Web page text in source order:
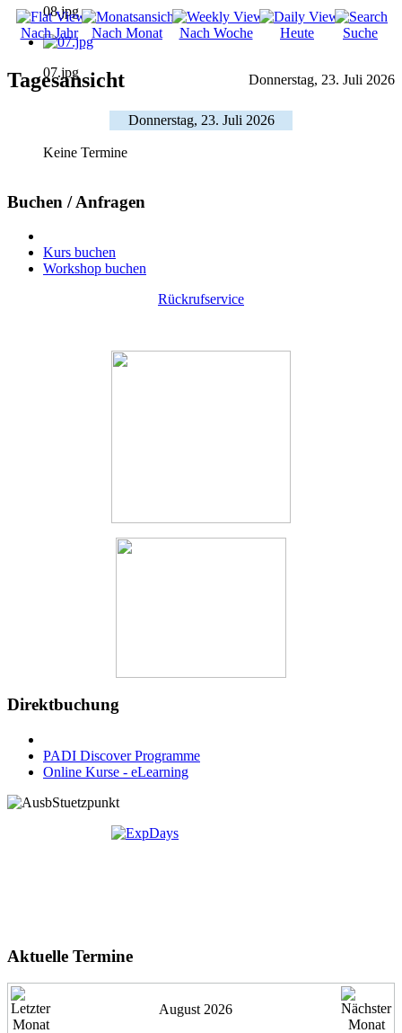
08.jpg
07.jpg
Nach Jahr Nach Monat Nach Woche Heute Suche
Tagesansicht Donnerstag, 23. Juli 2026
Donnerstag, 23. Juli 2026
Keine Termine
Buchen / Anfragen
Kurs buchen
Workshop buchen
Rückrufservice
Direktbuchung
PADI Discover Programme
Online Kurse - eLearning
Aktuelle Termine
August 2026